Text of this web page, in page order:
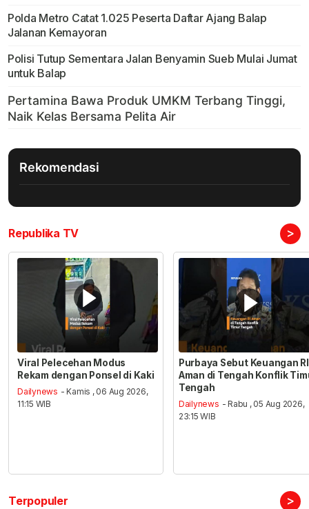
Polda Metro Catat 1.025 Peserta Daftar Ajang Balap
Jalanan Kemayoran
Polisi Tutup Sementara Jalan Benyamin Sueb Mulai Jumat
untuk Balap
Rekomendasi
Republika TV >
Viral Pelecehan Modus
Rekam dengan Ponsel di Kaki
Dailynews - Kamis , 06 Aug 2026,
11:15 WIB
Purbaya Sebut Keuangan RI
Aman di Tengah Konflik
Tengah
Dailynews - Rabu , 05 Aug 2026,
23:15 WIB
Terpopuler >